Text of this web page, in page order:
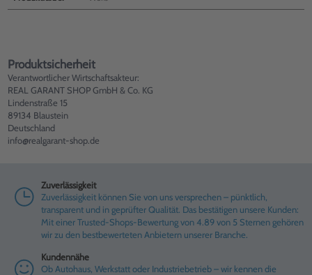
Produktsicherheit
Verantwortlicher Wirtschaftsakteur:
REAL GARANT SHOP GmbH & Co. KG
Lindenstraße 15
89134 Blaustein
Deutschland
info@realgarant-shop.de
Zuverlässigkeit
Zuverlässigkeit können Sie von uns versprechen – pünktlich,
transparent und in geprüfter Qualität. Das bestätigen unsere Kunden:
Mit einer Trusted-Shops-Bewertung von 4.89 von 5 Sternen gehören
wir zu den bestbewerteten Anbietern unserer Branche.
Kundennähe
Ob Autohaus, Werkstatt oder Industriebetrieb – wir kennen die